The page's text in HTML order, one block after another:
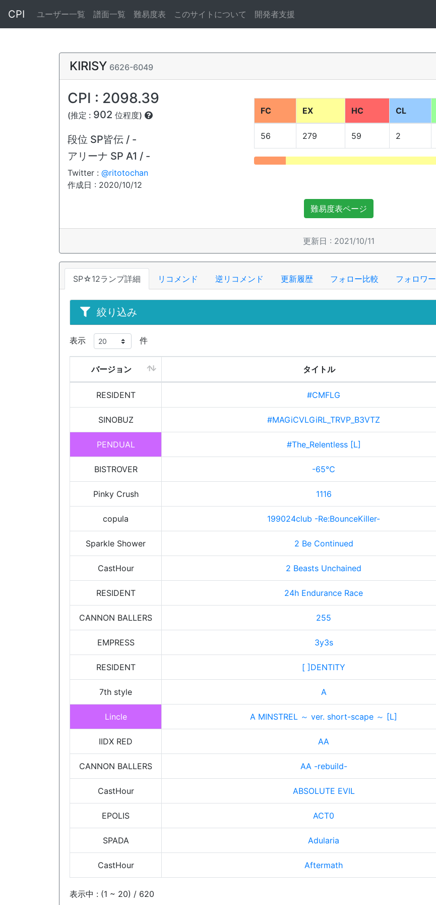
CPI ユーザー一覧 譜面一覧 難易度表 このサイトについて 開発者支援
KIRISY 6626-6049
CPI : 2098.39
(推定 : 902 位程度)
段位 SP皆伝 / -
アリーナ SP A1 / -
Twitter : @ritotochan
作成日 : 2020/10/12
FC EX HC CL
56 279 59 2
難易度表ページ
更新日 : 2021/10/11
SP☆12ランプ詳細 リコメンド 逆リコメンド 更新履歴 フォロー比較 フォロワー
絞り込み
表示 件
バージョン タイトル
RESIDENT #CMFLG
SINOBUZ #MAGiCVLGiRL_TRVP_B3VTZ
PENDUAL #The_Relentless [L]
BISTROVER -65℃
Pinky Crush 1116
copula 199024club -Re:BounceKiller-
Sparkle Shower 2 Be Continued
CastHour 2 Beasts Unchained
RESIDENT 24h Endurance Race
CANNON BALLERS 255
EMPRESS 3y3s
RESIDENT [ ]DENTITY
7th style A
Lincle A MINSTREL ～ ver. short-scape ～ [L]
IIDX RED AA
CANNON BALLERS AA -rebuild-
CastHour ABSOLUTE EVIL
EPOLIS ACT0
SPADA Adularia
CastHour Aftermath
表示中 : (1 ~ 20) / 620